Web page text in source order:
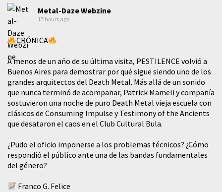
Metal-Daze Webzine
17 hours ago
CRÓNICA
A menos de un año de su última visita, PESTILENCE volvió a
Buenos Aires para demostrar por qué sigue siendo uno de los
grandes arquitectos del Death Metal. Más allá de un sonido
que nunca terminó de acompañar, Patrick Mameli y compañía
sostuvieron una noche de puro Death Metal vieja escuela con
clásicos de Consuming Impulse y Testimony of the Ancients
que desataron el caos en el Club Cultural Bula.
¿Pudo el oficio imponerse a los problemas técnicos? ¿Cómo
respondió el público ante una de las bandas fundamentales
del género?
Franco G. Felice